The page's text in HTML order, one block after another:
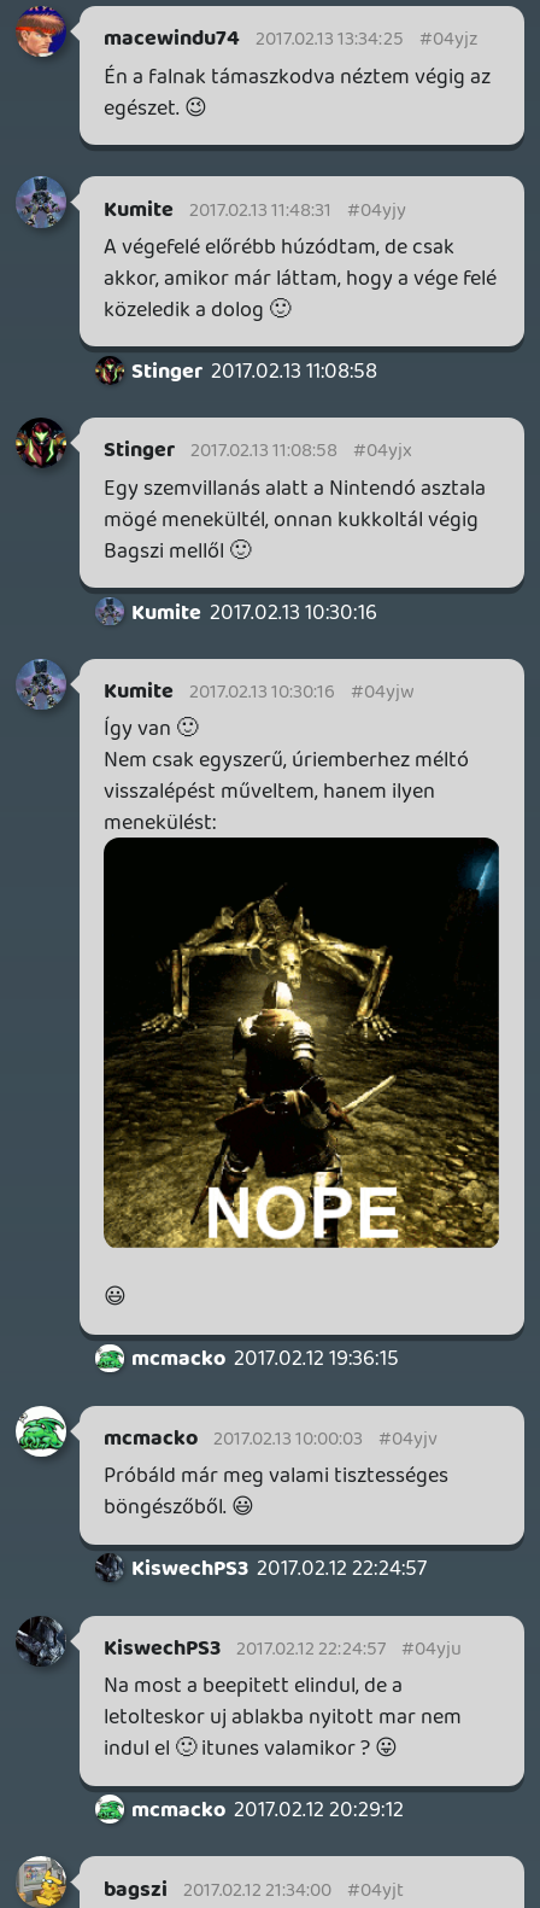
bagszi
Ááá bakker, pont kimentem mikor a
Switchről volt szó.:D Még jó, hogy vissza
tudtam hallgatni.
Ez a plugin van már régóta! Korábban
tapasztaltál ilyesmit?
KiswechPS3
2017.02.12 20:16:34
2017.02.12 20:16:34
Safaribol nem megy, iOS 10.3 😞
mcmacko
Menekült, nem visszalépett! 😮
keviny 2017.02.12 18:53:02
2017.02.12 18:53:02
Kumite, bakker, csak úgy visszalépni a
híressé válás gólvonaláról... Nahát!
Fabri 2017.02.12 17:46:48 #04yjo
Köszönjük a gyors munkát, fent is a
podcast. 🙂
mcmacko 2017.02.12 14:10:37
ps4
Nagyon jó volt!Ps4 vr részleg vitte a
napot(playmaniacool).
2017.02.12 14:10:37 #04yjm
Este vagy holnap reggel lesz kinn a
podcast!
Fabri 2017.02.12 13:26:19 #04yjl
Mikor megláttam a tömeget a folyósokon
mondom ennyi ember csak nem jött a
SaveGame-re. 😃 Aztán látom ,h van
macska kiállítás, nem értem ennyi embert
,h vonzhatnak a macskák.
macewindu74
siklara 2017.02.12 12:39:06 #04yjk
Nagyon jó buli volt, és külön köszöönjük
macewindu74 2017.02.12 07:32:51 #04yjj
Gondolj bele, hogy mi lehetet a macska
kiállításon. 😃
Fabri 2017.02.11 20:32:22
Joel1970
Pontosan így van!
rehynn4 2017.02.11 18:39:47
Fabri
Egész jó kis rendezvény volt. 🙂 3-4 órát
elvoltam bár a végére elfogyott a levegő a